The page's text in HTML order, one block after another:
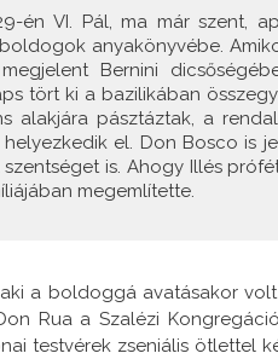
én VI. Pál, ma már szent,
anyakönyvébe.
Bernini
tört ki a bazilikában
alakjára pásztáztak, a
el. Don Bosco is
is. Ahogy Illés
megemlítette.
a boldoggá avatásakor
Rua a Szalézi
testvérek zseniális ötlettel